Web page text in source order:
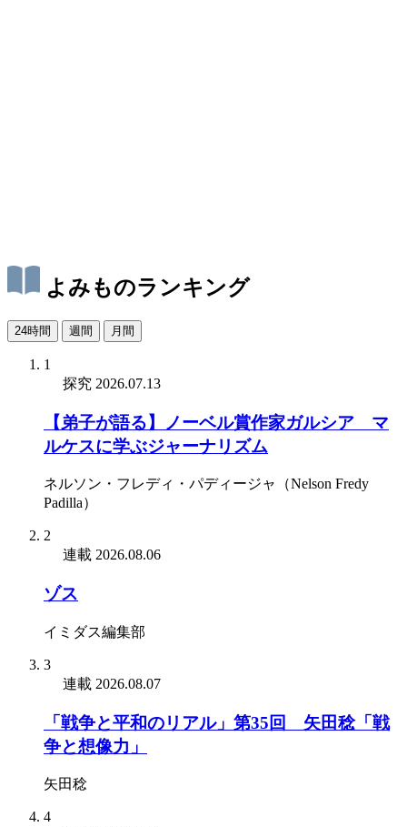
よみものランキング
24時間 週間 月間
1
探究 2026.07.13
【弟子が語る】ノーベル賞作家ガルシア゠マ
ルケスに学ぶジャーナリズム
ネルソン・フレディ・パディージャ（Nelson Fredy
Padilla）
2
連載 2026.08.06
ゾス
イミダス編集部
3
連載 2026.08.07
「戦争と平和のリアル」第35回 矢田稔「戦
争と想像力」
矢田稔
4